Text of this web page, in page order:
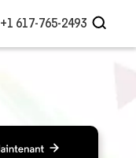
+1 617-765-2493